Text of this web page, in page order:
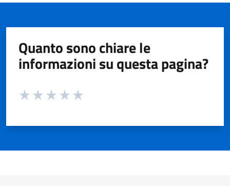
Quanto sono chiare le
informazioni su questa pagina?
Valuta da 1 a 5 stelle la pagina